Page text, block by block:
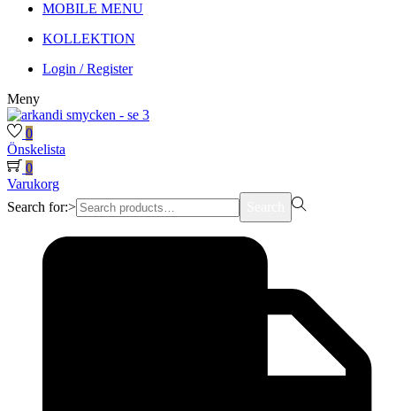
MOBILE MENU
KOLLEKTION
Login / Register
Meny
0
Önskelista
0
Varukorg
Search for:>